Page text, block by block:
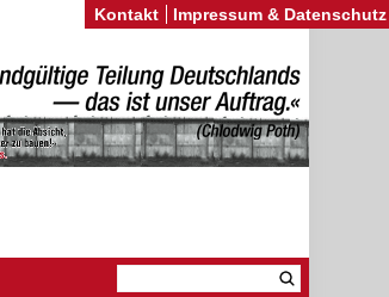
Kontakt Impressum & Datenschutz